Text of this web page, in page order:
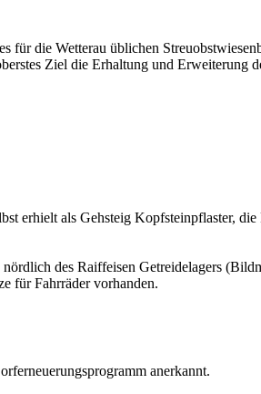
die Wetterau üblichen
Ziel die Erhaltung und Erweiterung
erhielt als Gehsteig Kopfsteinpflaster, die
des Raiffeisen Getreidelagers
für Fahrräder vorhanden.
anerkannt.